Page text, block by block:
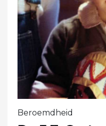
Beroemdheid